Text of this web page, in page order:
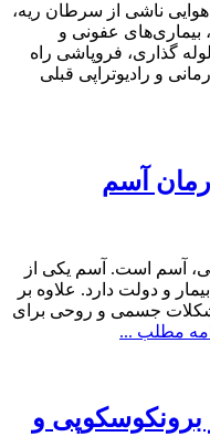
هوایی ناشی از سرطان ریه،
عفونی و
گذاری، فروپاشی راه
و رادیوتراپی قبلی
آسم
آسم است. آسم یکی از
و دولت دارد. علاوه بر
جسمی و روحی برای
مطلب ...
برونکوسکوپی و